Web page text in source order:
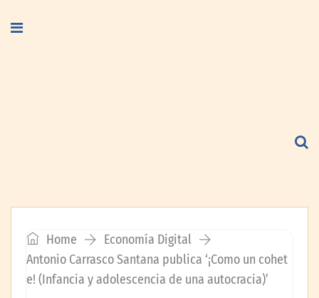
Home
Economía Digital
Antonio Carrasco Santana publica ‘¡Como un cohet
e! (Infancia y adolescencia de una autocracia)’